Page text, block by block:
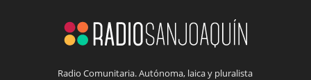
Radio Comunitaria. Autónoma, laica y pluralista